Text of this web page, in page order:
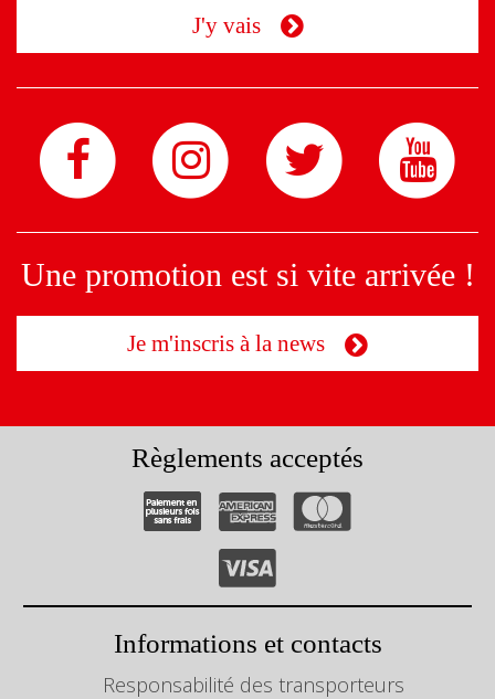
J'y vais
Une promotion est si vite arrivée !
Je m'inscris à la news
Règlements acceptés
Informations et contacts
Responsabilité des transporteurs